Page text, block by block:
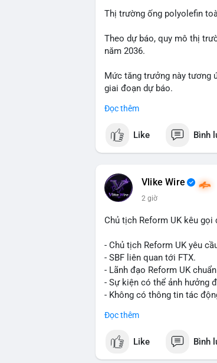
Thị trường ống polyolefin
Theo dự báo, quy mô thị
năm 2036.
Mức tăng trưởng này tương
giai đoạn dự báo.
Đây là tín hiệu tích cực cho
Bạn đánh giá thế nào về
Đọc thêm
Like Bình
Vlike Wire
2 giờ
Chủ tịch Reform UK kêu gọi
- Chủ tịch Reform UK yêu
- SBF liên quan tới FTX.
- Lãnh đạo Reform UK
- Sự kiện có thể ảnh hưởng
- Không có thông tin tác
#vlikevn #titanbot
Đọc thêm
Like Bình